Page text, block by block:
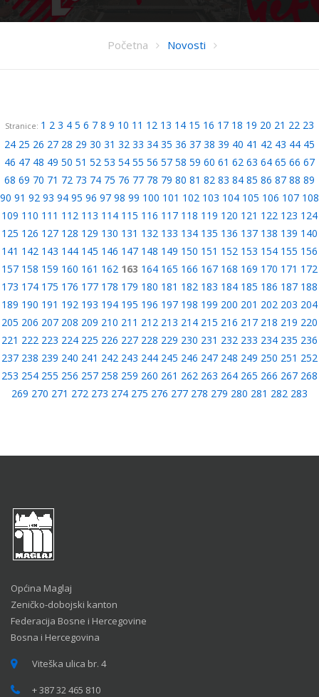
Početna Novosti
Stranice: 1 2 3 4 5 6 7 8 9 10 11 12 13 14 15 16 17 18 19 20 21 22 23
24 25 26 27 28 29 30 31 32 33 34 35 36 37 38 39 40 41 42 43 44 45
46 47 48 49 50 51 52 53 54 55 56 57 58 59 60 61 62 63 64 65 66 67
68 69 70 71 72 73 74 75 76 77 78 79 80 81 82 83 84 85 86 87 88 89
90 91 92 93 94 95 96 97 98 99 100 101 102 103 104 105 106 107 108
109 110 111 112 113 114 115 116 117 118 119 120 121 122 123 124
125 126 127 128 129 130 131 132 133 134 135 136 137 138 139 140
141 142 143 144 145 146 147 148 149 150 151 152 153 154 155 156
157 158 159 160 161 162 163 164 165 166 167 168 169 170 171 172
173 174 175 176 177 178 179 180 181 182 183 184 185 186 187 188
189 190 191 192 193 194 195 196 197 198 199 200 201 202 203 204
205 206 207 208 209 210 211 212 213 214 215 216 217 218 219 220
221 222 223 224 225 226 227 228 229 230 231 232 233 234 235 236
237 238 239 240 241 242 243 244 245 246 247 248 249 250 251 252
253 254 255 256 257 258 259 260 261 262 263 264 265 266 267 268
269 270 271 272 273 274 275 276 277 278 279 280 281 282 283
Općina Maglaj
Zeničko-dobojski kanton
Federacija Bosne i Hercegovine
Bosna i Hercegovina
Viteška ulica br. 4
+ 387 32 465 810